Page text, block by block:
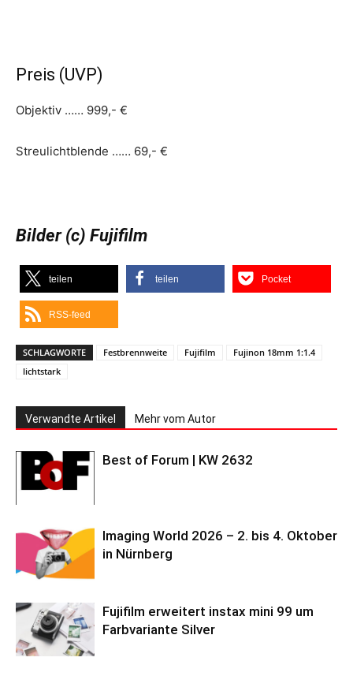
Preis (UVP)
Objektiv …… 999,- €
Streulichtblende …… 69,- €
Bilder (c) Fujifilm
teilen teilen Pocket
RSS-feed
SCHLAGWORTE Festbrennweite Fujifilm
Fujinon 18mm 1:1.4
lichtstark
Verwandte Artikel Mehr vom Autor
Best of Forum | KW 2632
Imaging World 2026 – 2. bis 4. Oktober
in Nürnberg
Fujifilm erweitert instax mini 99 um
Farbvariante Silver